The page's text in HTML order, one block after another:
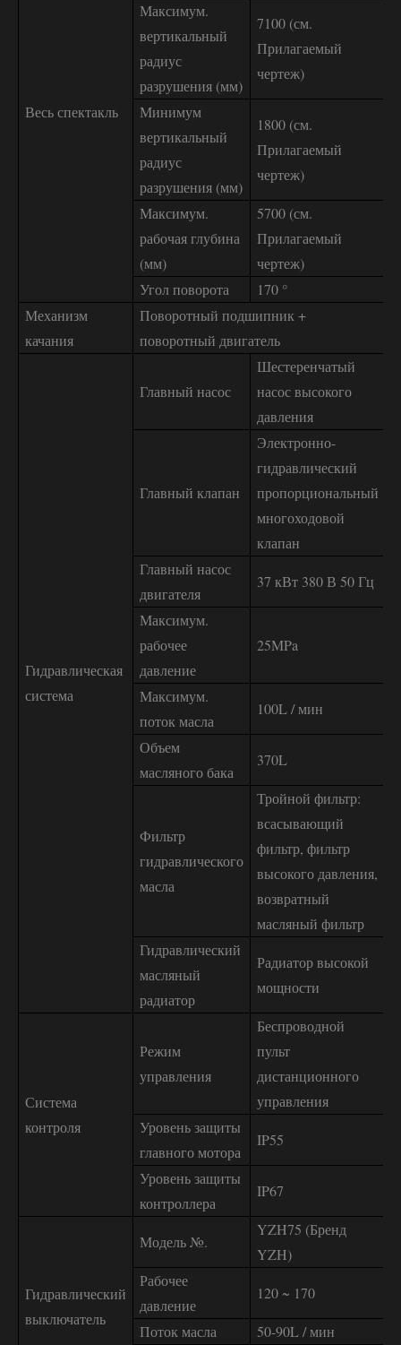
Весь спектакль
Максимум.
вертикальный
радиус
разрушения (мм)
7100 (см.
Прилагаемый
чертеж)
Минимум
вертикальный
радиус
разрушения (мм)
1800 (см.
Прилагаемый
чертеж)
Максимум.
рабочая глубина
(мм)
5700 (см.
Прилагаемый
чертеж)
Угол поворота
170 °
Механизм
качания
Поворотный подшипник +
поворотный двигатель
Гидравлическая
система
Главный насос
Шестеренчатый
насос высокого
давления
Главный клапан
Электронно-
гидравлический
пропорциональный
многоходовой
клапан
Главный насос
двигателя
37 кВт 380 В 50 Гц
Максимум.
рабочее
давление
25MPa
Максимум.
поток масла
100L / мин
Объем
масляного бака
370L
Фильтр
гидравлического
масла
Тройной фильтр:
всасывающий
фильтр, фильтр
высокого давления,
возвратный
масляный фильтр
Гидравлический
масляный
радиатор
Радиатор высокой
мощности
Система
контроля
Режим
управления
Беспроводной
пульт
дистанционного
управления
Уровень защиты
главного мотора
IP55
Уровень защиты
контроллера
IP67
Гидравлический
выключатель
Модель №.
YZH75 (Бренд
YZH)
Рабочее
давление
120 ~ 170
Поток масла 50-90L / мин